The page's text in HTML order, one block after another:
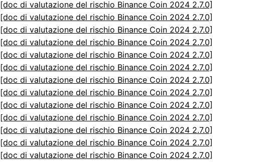
[doc di valutazione del rischio Binance Coin 2024 2.7.0]
[doc di valutazione del rischio Binance Coin 2024 2.7.0]
[doc di valutazione del rischio Binance Coin 2024 2.7.0]
[doc di valutazione del rischio Binance Coin 2024 2.7.0]
[doc di valutazione del rischio Binance Coin 2024 2.7.0]
[doc di valutazione del rischio Binance Coin 2024 2.7.0]
[doc di valutazione del rischio Binance Coin 2024 2.7.0]
[doc di valutazione del rischio Binance Coin 2024 2.7.0]
[doc di valutazione del rischio Binance Coin 2024 2.7.0]
[doc di valutazione del rischio Binance Coin 2024 2.7.0]
[doc di valutazione del rischio Binance Coin 2024 2.7.0]
[doc di valutazione del rischio Binance Coin 2024 2.7.0]
[doc di valutazione del rischio Binance Coin 2024 2.7.0]